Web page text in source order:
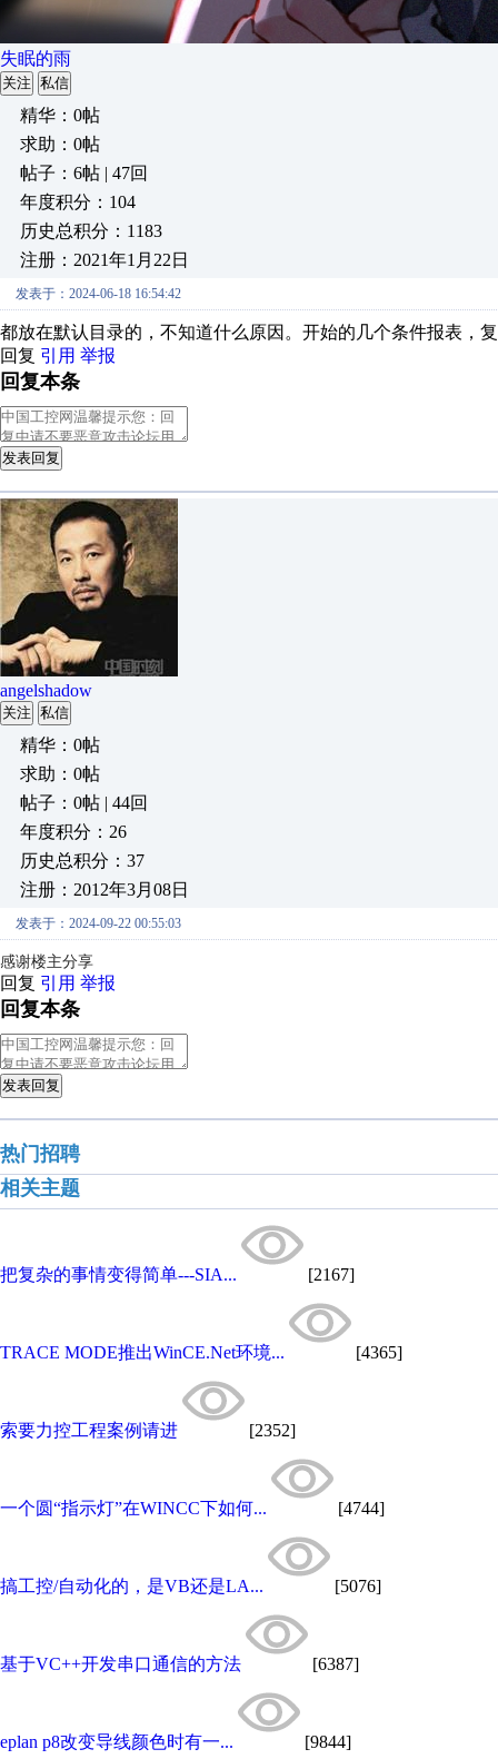
失眠的雨
关注 私信
精华：0帖
求助：0帖
帖子：6帖 | 47回
年度积分：104
历史总积分：1183
注册：2021年1月22日
发表于：2024-06-18 16:54:42
都放在默认目录的，不知道什么原因。开始的几个条件报表，
回复 引用 举报
回复本条
发表回复
angelshadow
关注 私信
精华：0帖
求助：0帖
帖子：0帖 | 44回
年度积分：26
历史总积分：37
注册：2012年3月08日
发表于：2024-09-22 00:55:03
感谢楼主分享
回复 引用 举报
回复本条
发表回复
热门招聘
相关主题
把复杂的事情变得简单---SIA... [2167]
TRACE MODE推出WinCE.Net环境... [4365]
索要力控工程案例请进 [2352]
一个圆“指示灯”在WINCC下如何... [4744]
搞工控/自动化的，是VB还是LA... [5076]
基于VC++开发串口通信的方法 [6387]
eplan p8改变导线颜色时有一... [9844]